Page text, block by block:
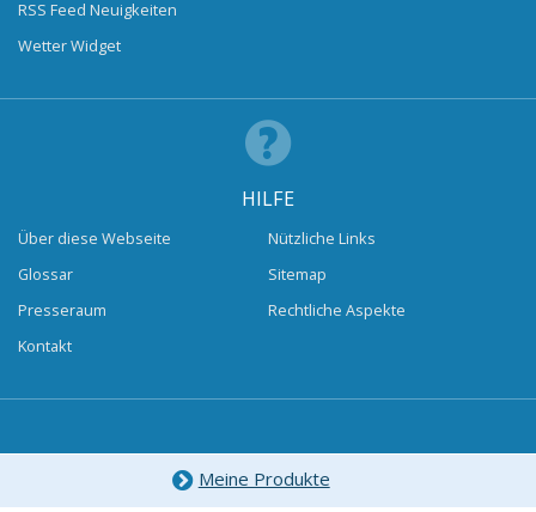
RSS Feed Neuigkeiten
Wetter Widget
HILFE
Über diese Webseite
Glossar
Presseraum
Kontakt
Nützliche Links
Sitemap
Rechtliche Aspekte
Meine Produkte